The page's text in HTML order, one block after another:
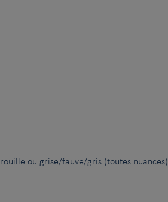
ou grise/fauve/gris (toutes nuances)